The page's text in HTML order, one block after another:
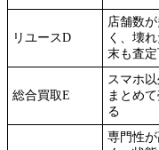
リユースD
店舗数が
く、壊
末も査
総合買取E
スマホ以
まとめ
る
専門性が